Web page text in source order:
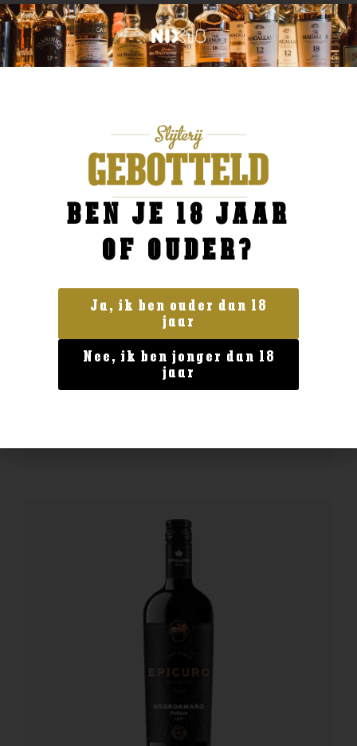
Frankrijk
Bollinger Special Cuvee
62,99
BEN JE 18 JAAR
OF OUDER?
Ja, ik ben ouder dan 18
jaar
Nee, ik ben jonger dan 18
jaar